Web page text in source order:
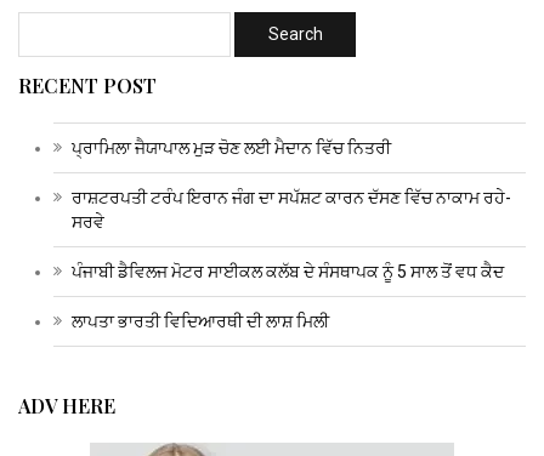
RECENT POST
ਪ੍ਰਾਮਿਲਾ ਜੈਯਾਪਾਲ ਮੁੜ ਚੋਣ ਲਈ ਮੈਦਾਨ ਵਿੱਚ ਨਿਤਰੀ
ਰਾਸ਼ਟਰਪਤੀ ਟਰੰਪ ਇਰਾਨ ਜੰਗ ਦਾ ਸਪੱਸ਼ਟ ਕਾਰਨ ਦੱਸਣ ਵਿੱਚ ਨਾਕਾਮ ਰਹੇ-
ਸਰਵੇ
ਪੰਜਾਬੀ ਡੈਵਿਲਜ ਮੋਟਰ ਸਾਈਕਲ ਕਲੱਬ ਦੇ ਸੰਸਥਾਪਕ ਨੂੰ 5 ਸਾਲ ਤੋਂ ਵਧ ਕੈਦ
ਲਾਪਤਾ ਭਾਰਤੀ ਵਿਦਿਆਰਥੀ ਦੀ ਲਾਸ਼ ਮਿਲੀ
ADV HERE